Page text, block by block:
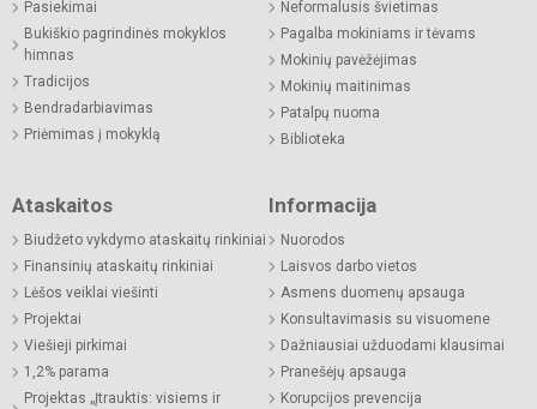
Pasiekimai
Bukiškio pagrindinės mokyklos
himnas
Tradicijos
Bendradarbiavimas
Priėmimas į mokyklą
Neformalusis švietimas
Pagalba mokiniams ir tėvams
Mokinių pavėžėjimas
Mokinių maitinimas
Patalpų nuoma
Biblioteka
Ataskaitos
Biudžeto vykdymo ataskaitų rinkiniai
Finansinių ataskaitų rinkiniai
Lėšos veiklai viešinti
Projektai
Viešieji pirkimai
1,2% parama
Projektas „Įtrauktis: visiems ir
Informacija
Nuorodos
Laisvos darbo vietos
Asmens duomenų apsauga
Konsultavimasis su visuomene
Dažniausiai užduodami klausimai
Pranešėjų apsauga
Korupcijos prevencija